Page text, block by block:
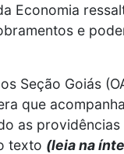
Economia
e
Seção Goiás
que
as
texto (leia na